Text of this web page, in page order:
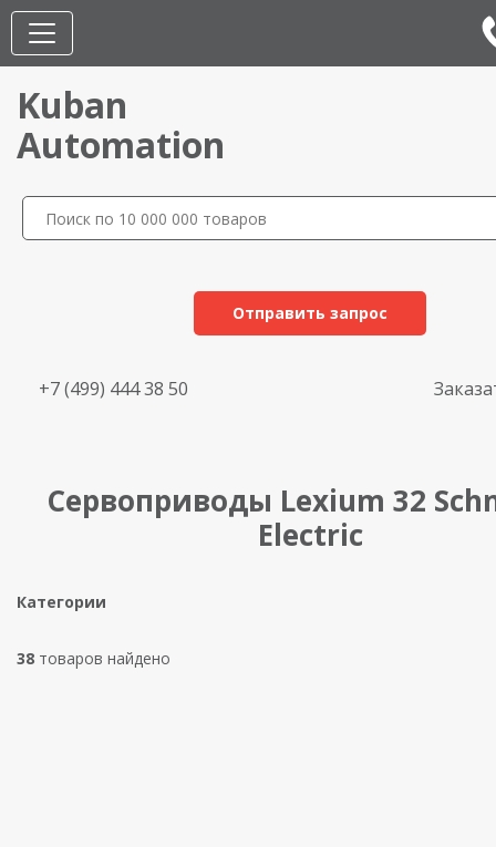
Kuban
Automation
Отправить запрос
+7 (499) 444 38 50
Сервоприводы Lexium 32
Electric
Категории
38 товаров найдено